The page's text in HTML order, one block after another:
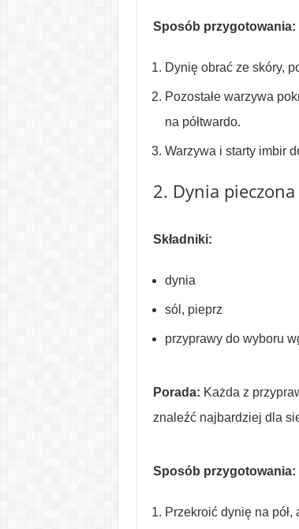
Sposób przygotowania:
Dynię obrać ze skóry,
Pozostałe warzywa
na półtwardo.
Warzywa i starty imbir
2. Dynia
Składniki:
dynia
sól, pieprz
przyprawy do wyboru
Porada: Każda z
znaleźć najbardziej dla
Sposób przygotowania:
Przekroić dynię na